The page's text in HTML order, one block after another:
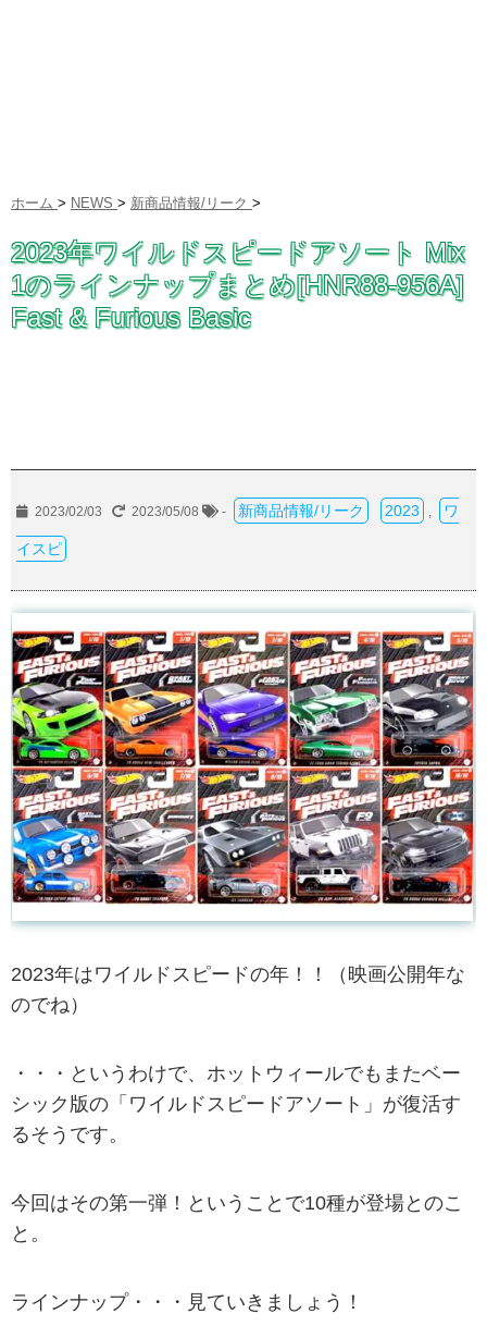
ホーム > NEWS > 新商品情報/リーク >
2023年ワイルドスピードアソート Mix
1のラインナップまとめ[HNR88-956A]
Fast & Furious Basic
2023/02/03 2023/05/08 - 新商品情報/リーク 2023 ワ
イスピ
2023年はワイルドスピードの年！！（映画公開年な
のでね）
・・・というわけで、ホットウィールでもまたベー
シック版の「ワイルドスピードアソート」が復活す
るそうです。
今回はその第一弾！ということで10種が登場とのこ
と。
ラインナップ・・・見ていきましょう！